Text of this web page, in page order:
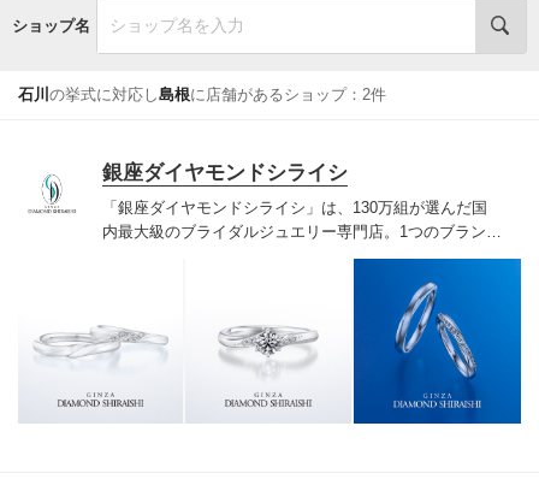
ショップ名
石川 の挙式に対応し島根に店舗があるショップ：2件
銀座ダイヤモンドシライシ
「銀座ダイヤモンドシライシ」は、130万組が選んだ国
内最大級のブライダルジュエリー専門店。1つのブランド
では国内最大級の700種類以上の豊富なデザインを取り
揃え、ふたりの「似合う」と「好き」を同時に叶えた満
足の選択ができる指輪をご提案しています。多くのお客
様にご満足いただけている、一生身に着けるための指輪
のクオリティや購入後のアフターサービスをぜひ一度店
頭でお確かめください。